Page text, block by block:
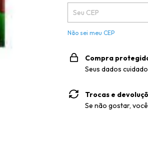
Não sei meu CEP
Compra
Seus dados
Trocas e
Se não gostar,